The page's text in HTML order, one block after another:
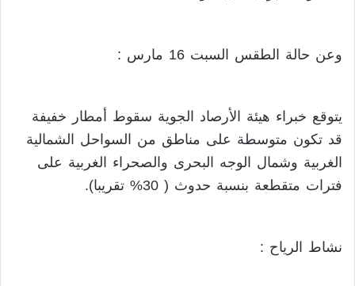
وعن حالة الطقس السبت 16 مارس :
يتوقع خبراء هيئة الأرصاد الجوية سقوط أمطار خفيفة
قد تكون متوسطة على مناطق من السواحل الشمالية
الغربية وشمال الوجه البحرى والصحراء الغربية على
فترات متقطعة بنسبة حدوث ( 30% تقريبا).
نشاط الرياح :